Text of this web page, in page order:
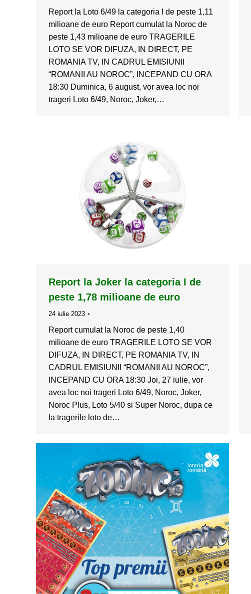
Report la Loto 6/49 la categoria I de peste 1,11
milioane de euro Report cumulat la Noroc de
peste 1,43 milioane de euro TRAGERILE
LOTO SE VOR DIFUZA, IN DIRECT, PE
ROMANIA TV, IN CADRUL EMISIUNII
“ROMANII AU NOROC”, INCEPAND CU ORA
18:30 Duminica, 6 august, vor avea loc noi
trageri Loto 6/49, Noroc, Joker,…
Report la Joker la categoria I de
peste 1,78 milioane de euro
24 iulie 2023
Report cumulat la Noroc de peste 1,40
milioane de euro TRAGERILE LOTO SE VOR
DIFUZA, IN DIRECT, PE ROMANIA TV, IN
CADRUL EMISIUNII “ROMANII AU NOROC”,
INCEPAND CU ORA 18:30 Joi, 27 iulie, vor
avea loc noi trageri Loto 6/49, Noroc, Joker,
Noroc Plus, Loto 5/40 si Super Noroc, dupa ce
la tragerile loto de…